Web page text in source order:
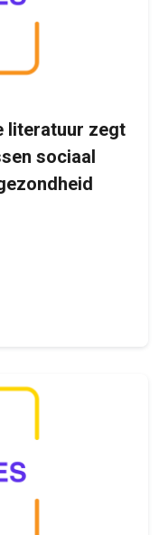
literatuur zegt
sociaal